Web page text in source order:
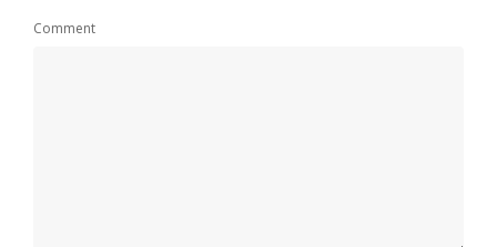
Comment